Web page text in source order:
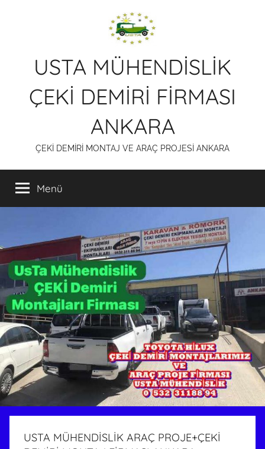
USTA MÜHENDİSLİK
ÇEKİ DEMİRİ FİRMASI
ANKARA
ÇEKİ DEMİRİ MONTAJ VE ARAÇ PROJESİ ANKARA
Menü
USTA MÜHENDİSLİK ARAÇ PROJE+ÇEKİ